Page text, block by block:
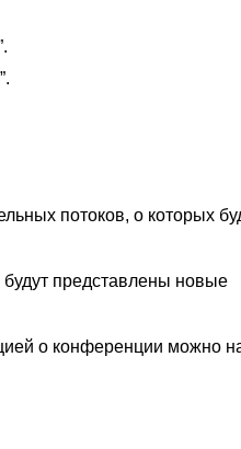
потоков, о которых
представлены новые
о конференции можно